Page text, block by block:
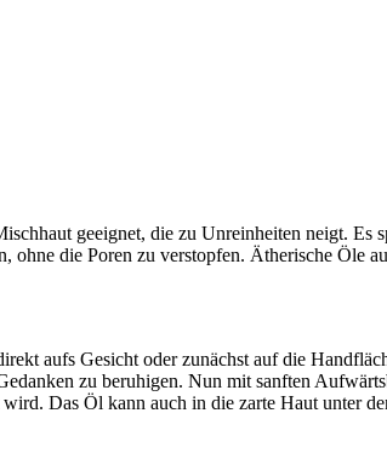
geeignet, die zu Unreinheiten neigt. Es
ohne die Poren zu verstopfen. Ätherische
aufs Gesicht oder zunächst auf die
zu beruhigen. Nun mit sanften
Das Öl kann auch in die zarte Haut unter